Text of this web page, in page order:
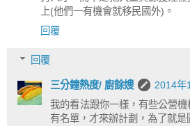
上(他們一有機會就移民國外)。
回覆
回覆
三分鐘熱度/ 廚餘嫂
2014年
我的看法跟你一樣，有些公營
有名單，才來辦計劃，為了就是